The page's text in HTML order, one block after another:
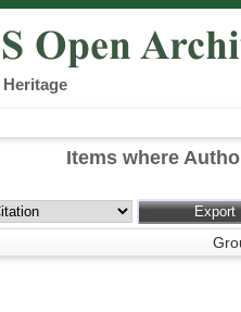
Items where